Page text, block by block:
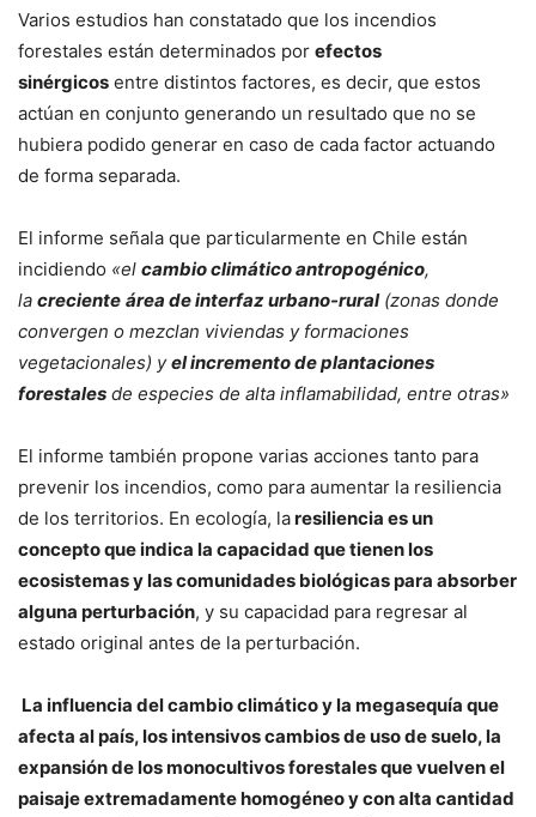
Varios estudios han constatado que los incendios
forestales están determinados por efectos
sinérgicos entre distintos factores, es decir, que estos
actúan en conjunto generando un resultado que no se
hubiera podido generar en caso de cada factor actuando
de forma separada.
El informe señala que particularmente en Chile están
incidiendo «el cambio climático antropogénico,
la creciente área de interfaz urbano-rural(zonas donde
convergen o mezclan viviendas y formaciones
vegetacionales) yel incremento de plantaciones
forestales de especies de alta inflamabilidad, entre otras»
El informe también propone varias acciones tanto para
prevenir los incendios, como para aumentar la resiliencia
de los territorios. En ecología, laresiliencia es un
concepto que indica la capacidad que tienen los
ecosistemas y las comunidades biológicas para absorber
alguna perturbación, y su capacidad para regresar al
estado original antes de la perturbación.
La influencia del cambio climático y la megasequía que
afecta al país, los intensivos cambios de uso de suelo, la
expansión de los monocultivos forestales que vuelven el
paisaje extremadamente homogéneo y con alta cantidad